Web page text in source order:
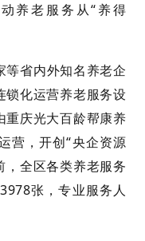
养老服务从“养得
等省内外知名养老企
锁化运营养老服务设
重庆光大百龄帮康养
营，开创“央企资源
，全区各类养老服务
张，专业服务人